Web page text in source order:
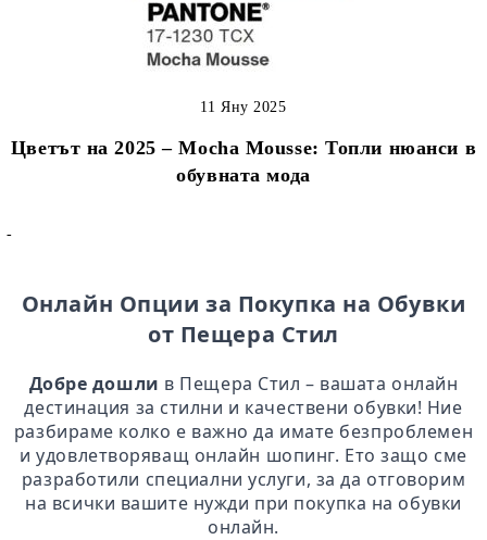
Цветът на 2025 – Mocha Mousse: Топли нюанси в
обувната мода
11 Яну 2025
-
Онлайн Опции за Покупка на Обувки
от Пещера Стил
Добре дошли в Пещера Стил – вашата онлайн
дестинация за стилни и качествени обувки! Ние
разбираме колко е важно да имате безпроблемен
и удовлетворяващ онлайн шопинг. Ето защо сме
разработили специални услуги, за да отговорим
на всички вашите нужди при покупка на обувки
онлайн.